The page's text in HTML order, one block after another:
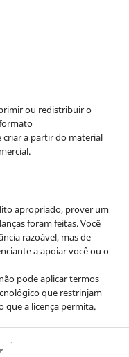
ou redistribuir o
a partir do material
apropriado, prover um
foram feitas. Você
razoável, mas de
a apoiar você ou o
pode aplicar termos
que restrinjam
que a licença permita.